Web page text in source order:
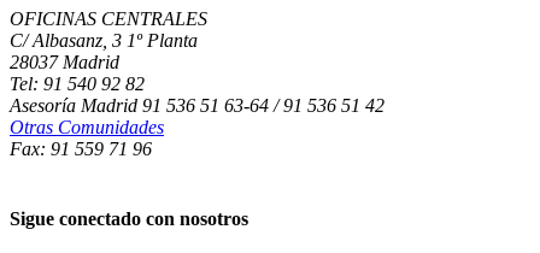
OFICINAS CENTRALES
C/ Albasanz, 3 1º Planta
28037 Madrid
Tel: 91 540 92 82
Asesoría Madrid 91 536 51 63-64 / 91 536 51 42
Otras Comunidades
Fax: 91 559 71 96
Sigue conectado con nosotros